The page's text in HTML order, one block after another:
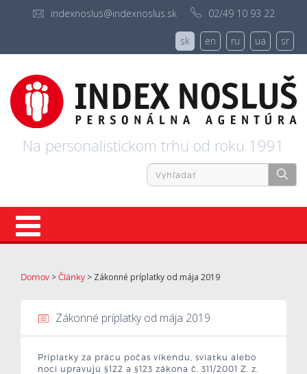
indexnoslus@indexnoslus.sk 02/49 10 93 22
sk en ru ua sr
Na personalistickom trhu od roku 1991
Vytvor si životopis
Domov > Články > Zákonné príplatky od mája 2019
Zákonné príplatky od mája 2019
Príplatky za prácu počas víkendu, sviatku alebo
noci upravujú §122 a §123 zákona č. 311/2001 Z. z.